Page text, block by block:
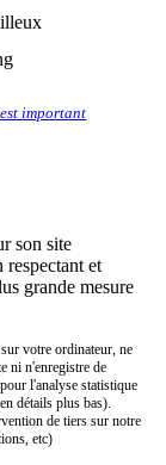
important
son site
et
grande mesure
votre ordinateur, ne
ni n'enregistre de
l'analyse statistique
détails plus bas).
de tiers sur notre
etc)